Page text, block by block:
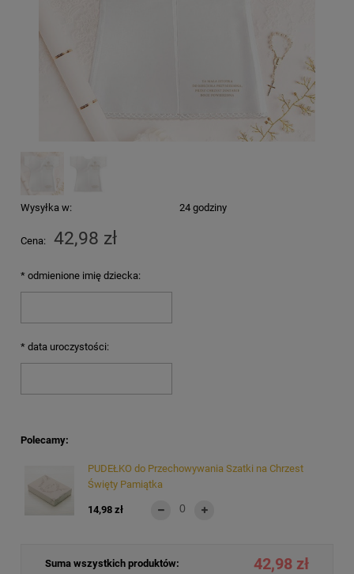
Wysyłka w: 24 godziny
Cena: 42,98 zł
* odmienione imię dziecka:
* data uroczystości:
Polecamy:
PUDEŁKO do Przechowywania Szatki na Chrzest
Święty Pamiątka
14,98 zł
Suma wszystkich produktów: 42,98 zł